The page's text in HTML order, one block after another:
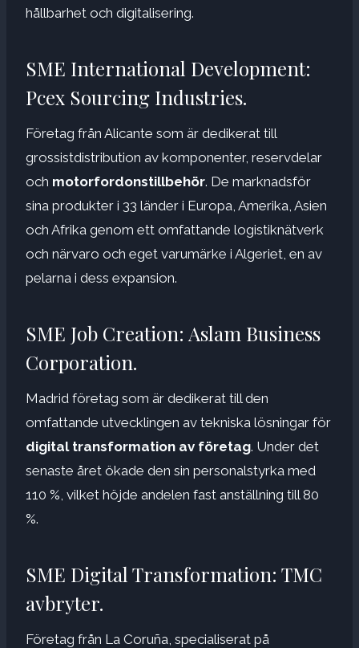
hållbarhet och digitalisering.
SME International Development:
Pcex Sourcing Industries.
Företag från Alicante som är dedikerat till
grossistdistribution av komponenter, reservdelar
och motorfordonstillbehör. De marknadsför
sina produkter i 33 länder i Europa, Amerika, Asien
och Afrika genom ett omfattande logistiknätverk
och närvaro och eget varumärke i Algeriet, en av
pelarna i dess expansion.
SME Job Creation: Aslam Business
Corporation.
Madrid företag som är dedikerat till den
omfattande utvecklingen av tekniska lösningar för
digital transformation av företag. Under det
senaste året ökade den sin personalstyrka med
110 %, vilket höjde andelen fast anställning till 80
%.
SME Digital Transformation: TMC
avbryter.
Företag från La Coruña, specialiserat på